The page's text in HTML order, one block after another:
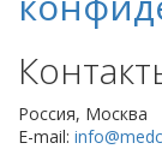
Россия, Москва
E-mail: